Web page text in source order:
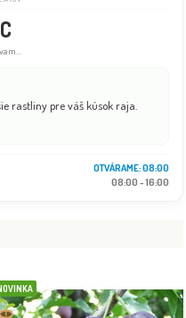
rastliny pre váš kúsok raja.
08:00 - 18:00
08:00 - 16:00